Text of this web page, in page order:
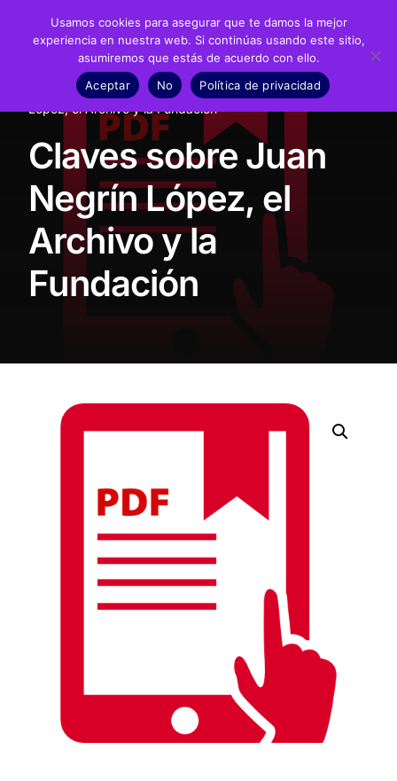
Dossieres de prensa
Claves sobre Juan Negrín
López, el Archivo y la Fundación
Claves sobre Juan
Negrín López, el
Archivo y la
Fundación
Usamos cookies para asegurar que te damos la mejor
experiencia en nuestra web. Si continúas usando este sitio,
asumiremos que estás de acuerdo con ello.
Aceptar
No Política de privacidad
Fundación
Recursos
Noticias
Material didáctico
Transparencia